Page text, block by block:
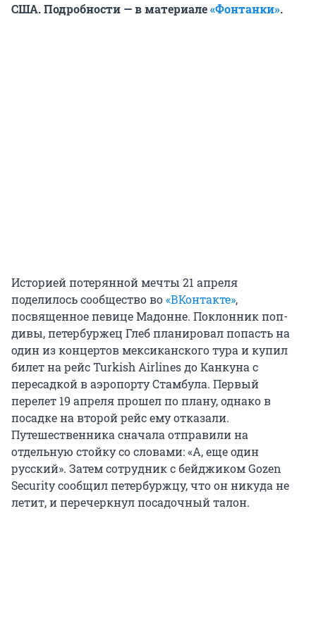
США. Подробности — в материале«Фонтанки».
Историей потерянной мечты 21 апреля
поделилось сообщество во«ВКонтакте»,
посвященное певице Мадонне. Поклонник поп-
дивы, петербуржец Глеб планировал попасть на
один из концертов мексиканского тура и купил
билет на рейс Turkish Airlines до Канкуна с
пересадкой в аэропорту Стамбула. Первый
перелет 19 апреля прошел по плану, однако в
посадке на второй рейс ему отказали.
Путешественника сначала отправили на
отдельную стойку со словами: «А, еще один
русский». Затем сотрудник с бейджиком Gozen
Security сообщил петербуржцу, что он никуда не
летит, и перечеркнул посадочный талон.